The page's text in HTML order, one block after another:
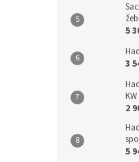
5
3
2
5